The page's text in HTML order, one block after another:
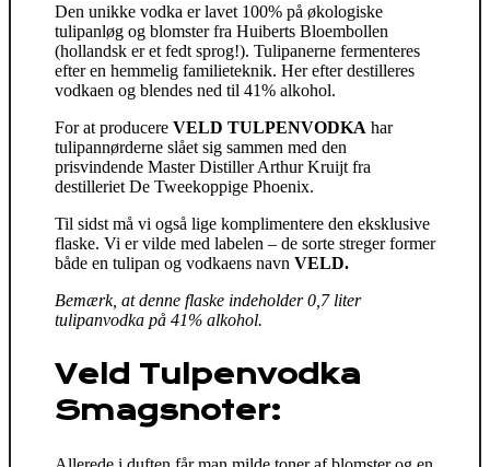
Den unikke vodka er lavet 100% på økologiske
tulipanløg og blomster fra Huiberts Bloembollen
(hollandsk er et fedt sprog!). Tulipanerne fermenteres
efter en hemmelig familieteknik. Her efter destilleres
vodkaen og blendes ned til 41% alkohol.
For at producere VELD TULPENVODKA har
tulipannørderne slået sig sammen med den
prisvindende Master Distiller Arthur Kruijt fra
destilleriet De Tweekoppige Phoenix.
Til sidst må vi også lige komplimentere den eksklusive
flaske. Vi er vilde med labelen – de sorte streger former
både en tulipan og vodkaens navn VELD.
Bemærk, at denne flaske indeholder 0,7 liter
tulipanvodka på 41% alkohol.
Veld Tulpenvodka
Smagsnoter: